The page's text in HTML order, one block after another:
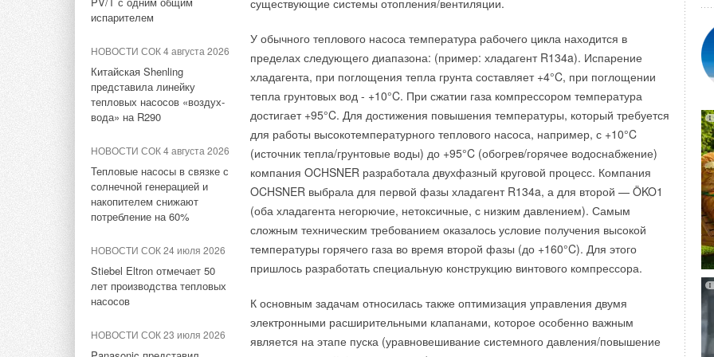
испарителем
НОВОСТИ СОК 4 августа 2026
Китайская Shenling
представила линейку
тепловых насосов «воздух-
вода» на R290
НОВОСТИ СОК 4 августа 2026
Тепловые насосы в связке с
солнечной генерацией и
накопителем снижают
потребление на 60%
НОВОСТИ СОК 24 июля 2026
Stiebel Eltron отмечает 50
лет производства тепловых
насосов
НОВОСТИ СОК 23 июля 2026
существующие системы отопления/вентиляции.
У обычного теплового насоса температура рабочего цикла находится в
пределах следующего диапазона: (пример: хладагент R134a). Испарение
хладагента, при поглощения тепла грунта составляет +4°C, при поглощении
тепла грунтовых вод - +10°C. При сжатии газа компрессором температура
достигает +95°C. Для достижения повышения температуры, который требуется
для работы высокотемпературного теплового насоса, например, с +10°C
(источник тепла/грунтовые воды) до +95°C (обогрев/горячее водоснабжение)
компания OCHSNER разработала двухфазный круговой процесс. Компания
OCHSNER выбрала для первой фазы хладагент R134a, а для второй — ÖKO1
(оба хладагента негорючие, нетоксичные, с низким давлением). Самым
сложным техническим требованием оказалось условие получения высокой
температуры горячего газа во время второй фазы (до +160°C). Для этого
пришлось разработать специальную конструкцию винтового компрессора.
К основным задачам относилась также оптимизация управления двумя
электронными расширительными клапанами, которое особенно важным
является на этапе пуска (уравновешивание системного давления/повышение
более одного дня. После окончания работ на пол сразу же можно укладывать
плитку, ламинат или другое напльное покрытие.
Система Rotex позволяет штробить каналы в практически любом материале
толщиной более 25 мм, за исключением разве что л итого асфальтобетона,
физические свойства которого не позволяют делать в нем каналы такого типа.
комментарии к новости (4
04-01-2013
Петр
Машинка хороша, но не для теплого пола, нет возможности постелить теплоизоляцию, между
основанием и стяжкой - - итог тепло потери и излишний расход энергоносителя.
Комментарий полезен?
прежний глава подразделения Кристиан Бремер (Christian Bremer). Также без
представительства.
Уведомления отключены
Комментарии
В этой теме еще нет комментариев
Добавить комментарий
Ваш E-mail *